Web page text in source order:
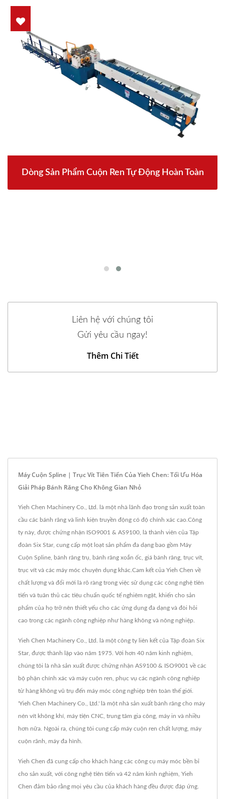
Dòng Sản Phẩm Cuộn Ren Tự Động Hoàn Toàn
Liên hệ với chúng tôi
Gửi yêu cầu ngay!
Thêm Chi Tiết
Máy Cuộn Spline | Trục Vít Tiên Tiến Của Yieh Chen: Tối Ưu Hóa
Giải Pháp Bánh Răng Cho Không Gian Nhỏ
Yieh Chen Machinery Co., Ltd. là một nhà lãnh đạo trong sản xuất toàn
cầu các bánh răng và linh kiện truyền động có độ chính xác cao.Công
ty này, được chứng nhận ISO9001 & AS9100, là thành viên của Tập
đoàn Six Star, cung cấp một loạt sản phẩm đa dạng bao gồm Máy
Cuộn Spline, bánh răng trụ, bánh răng xoắn ốc, giá bánh răng, trục vít,
trục vít và các máy móc chuyên dụng khác.Cam kết của Yieh Chen về
chất lượng và đổi mới là rõ ràng trong việc sử dụng các công nghệ tiên
tiến và tuân thủ các tiêu chuẩn quốc tế nghiêm ngặt, khiến cho sản
phẩm của họ trở nên thiết yếu cho các ứng dụng đa dạng và đòi hỏi
cao trong các ngành công nghiệp như hàng không và nông nghiệp.
Yieh Chen Machinery Co., Ltd. là một công ty liên kết của Tập đoàn Six
Star, được thành lập vào năm 1975. Với hơn 40 năm kinh nghiệm,
chúng tôi là nhà sản xuất được chứng nhận AS9100 & ISO9001 về các
bộ phận chính xác và máy cuộn ren, phục vụ các ngành công nghiệp
từ hàng không vũ trụ đến máy móc công nghiệp trên toàn thế giới.
'Yieh Chen Machinery Co., Ltd.' là một nhà sản xuất bánh răng cho máy
nén vít không khí, máy tiện CNC, trung tâm gia công, máy in và nhiều
hơn nữa. Ngoài ra, chúng tôi cung cấp máy cuộn ren chất lượng, máy
cuộn rãnh, máy đa hình.
Yieh Chen đã cung cấp cho khách hàng các công cụ máy móc bền bỉ
cho sản xuất, với công nghệ tiên tiến và 42 năm kinh nghiệm, Yieh
Chen đảm bảo rằng mọi yêu cầu của khách hàng đều được đáp ứng.